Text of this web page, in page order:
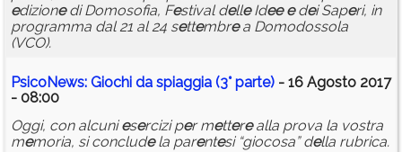
edizionedi Domosofia, Festival delleIdee edei Saperi, in
programma dal 21 al 24 settembrea Domodossola
(VCO).
PsicoNews: Giochi da spiaggia (3° parte) - 16 Agosto 2017
- 08:00
Oggi, con alcuniesercizi per metterealla prova la vostra
memoria, si concludela parentesi “giocosa” della rubrica.